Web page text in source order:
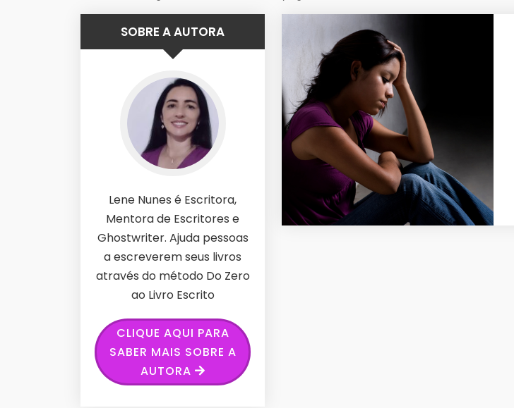
SOBRE A AUTORA
Lene Nunes é Escritora,
Mentora de Escritores e
Ghostwriter. Ajuda pessoas
a escreverem seus livros
através do método Do Zero
ao Livro Escrito
CLIQUE AQUI PARA
SABER MAIS SOBRE A
AUTORA